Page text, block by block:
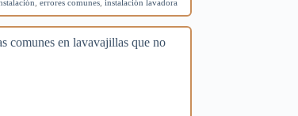
,errores comunes ,instalación lavadora